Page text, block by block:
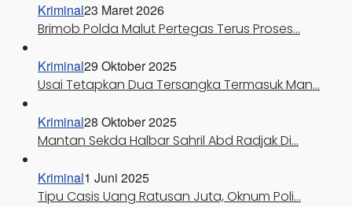
Kriminal23 Maret 2026
Brimob Polda Malut Pertegas Terus Proses…
Kriminal29 Oktober 2025
Usai Tetapkan Dua Tersangka Termasuk Man…
Kriminal28 Oktober 2025
Mantan Sekda Halbar Sahril Abd Radjak Di…
Kriminal1 Juni 2025
Tipu Casis Uang Ratusan Juta, Oknum Poli…